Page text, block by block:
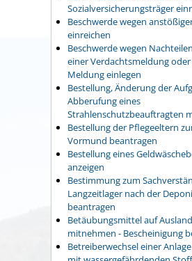
Sozialversicherungsträger
Beschwerde wegen
einreichen
Beschwerde wegen
einer Verdachtsmeldung
Meldung einlegen
Bestellung, Änderung der
Abberufung eines
Strahlenschutzbeauftragten
Bestellung der Pflegeeltern
Vormund beantragen
Bestellung eines
anzeigen
Bestimmung zum
Langzeitlager nach der
beantragen
Betäubungsmittel auf
mitnehmen - Bescheinigung
Betreiberwechsel einer